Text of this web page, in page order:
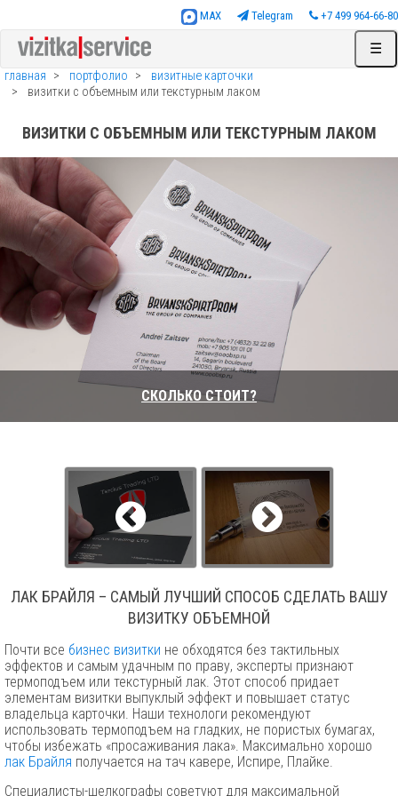
MAX Telegram +7 499 964‑66‑80
☰
главная
портфолио
визитные карточки
визитки с объемным или текстурным лаком
ВИЗИТКИ С ОБЪЕМНЫМ ИЛИ ТЕКСТУРНЫМ ЛАКОМ
СКОЛЬКО СТОИТ?
ЛАК БРАЙЛЯ – САМЫЙ ЛУЧШИЙ СПОСОБ СДЕЛАТЬ ВАШУ
ВИЗИТКУ ОБЪЕМНОЙ
Почти все бизнес визитки не обходятся без тактильных
эффектов и самым удачным по праву, эксперты признают
термоподъем или текстурный лак. Этот способ придает
элементам визитки выпуклый эффект и повышает статус
владельца карточки. Наши технологи рекомендуют
использовать термоподъем на гладких, не пористых бумагах,
чтобы избежать «просаживания лака». Максимально хорошо
лак Брайля получается на тач кавере, Испире, Плайке.
Специалисты-шелкографы советуют для максимальной